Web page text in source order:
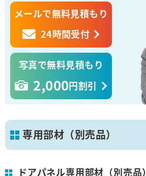
メールで無料見積もり
24時間受付
写真で無料見積もり
2,000円割引
専用部材（別売品）
ドアパネル専用部材（別売品）